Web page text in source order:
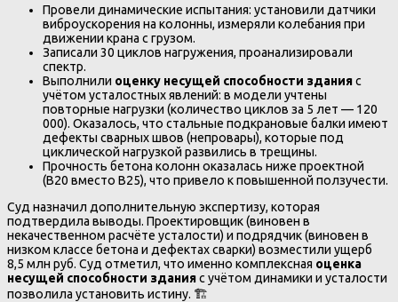
Провели динамические испытания: установили датчики
виброускорения на колонны, измеряли колебания при
движении крана с грузом.
Записали 30 циклов нагружения, проанализировали
спектр.
Выполнили оценку несущей способности зданияс
учётом усталостных явлений: в модели учтены
повторные нагрузки (количество циклов за 5 лет — 120
000). Оказалось, что стальные подкрановые балки имеют
дефекты сварных швов (непровары), которые под
циклической нагрузкой развились в трещины.
Прочность бетона колонн оказалась ниже проектной
(B20 вместо B25), что привело к повышенной ползучести.
Суд назначил дополнительную экспертизу, которая
подтвердила выводы. Проектировщик (виновен в
некачественном расчёте усталости) и подрядчик (виновен в
низком классе бетона и дефектах сварки) возместили ущерб
8,5 млн руб. Суд отметил, что именно комплексная оценка
несущей способности зданияс учётом динамики и усталости
позволила установить истину. 🏗️